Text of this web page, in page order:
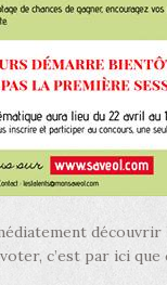
c’est par ici que